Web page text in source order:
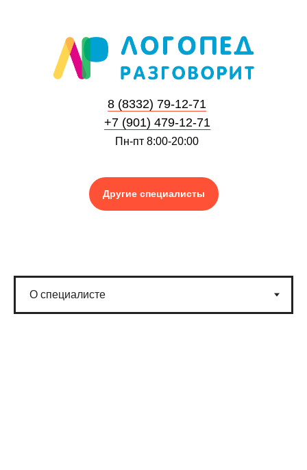
8 (8332) 79-12-71
+7 (901) 479-12-71
Пн-пт 8:00-20:00
Другие специалисты